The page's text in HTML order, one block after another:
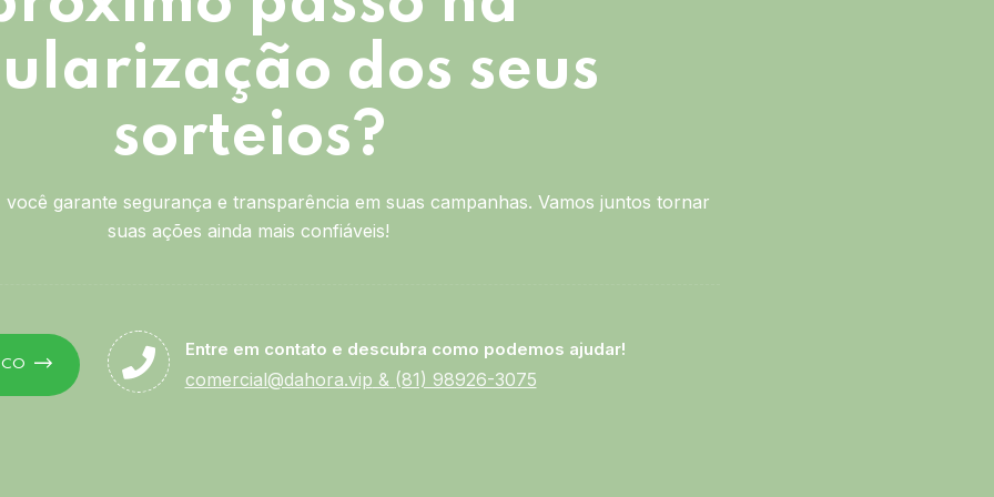
dos seus
sorteios?
garante segurança e transparência em suas campanhas. Vamos juntos tornar
suas ações ainda mais confiáveis!
Entre em contato e descubra como podemos ajudar!
comercial@dahora.vip & (81) 98926-3075